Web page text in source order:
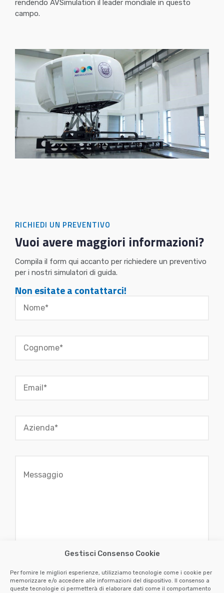
Gestisci Consenso Cookie
Per fornire le migliori esperienze, utilizziamo tecnologie come i cookie per
memorizzare e/o accedere alle informazioni del dispositivo. Il consenso a
queste tecnologie ci permetterà di elaborare dati come il comportamento
rendendo AVSimulation il leader mondiale in questo
campo.
RICHIEDI UN PREVENTIVO
Vuoi avere maggiori informazioni?
Compila il form qui accanto per richiedere un preventivo
per i nostri simulatori di guida.
Non esitate a contattarci!